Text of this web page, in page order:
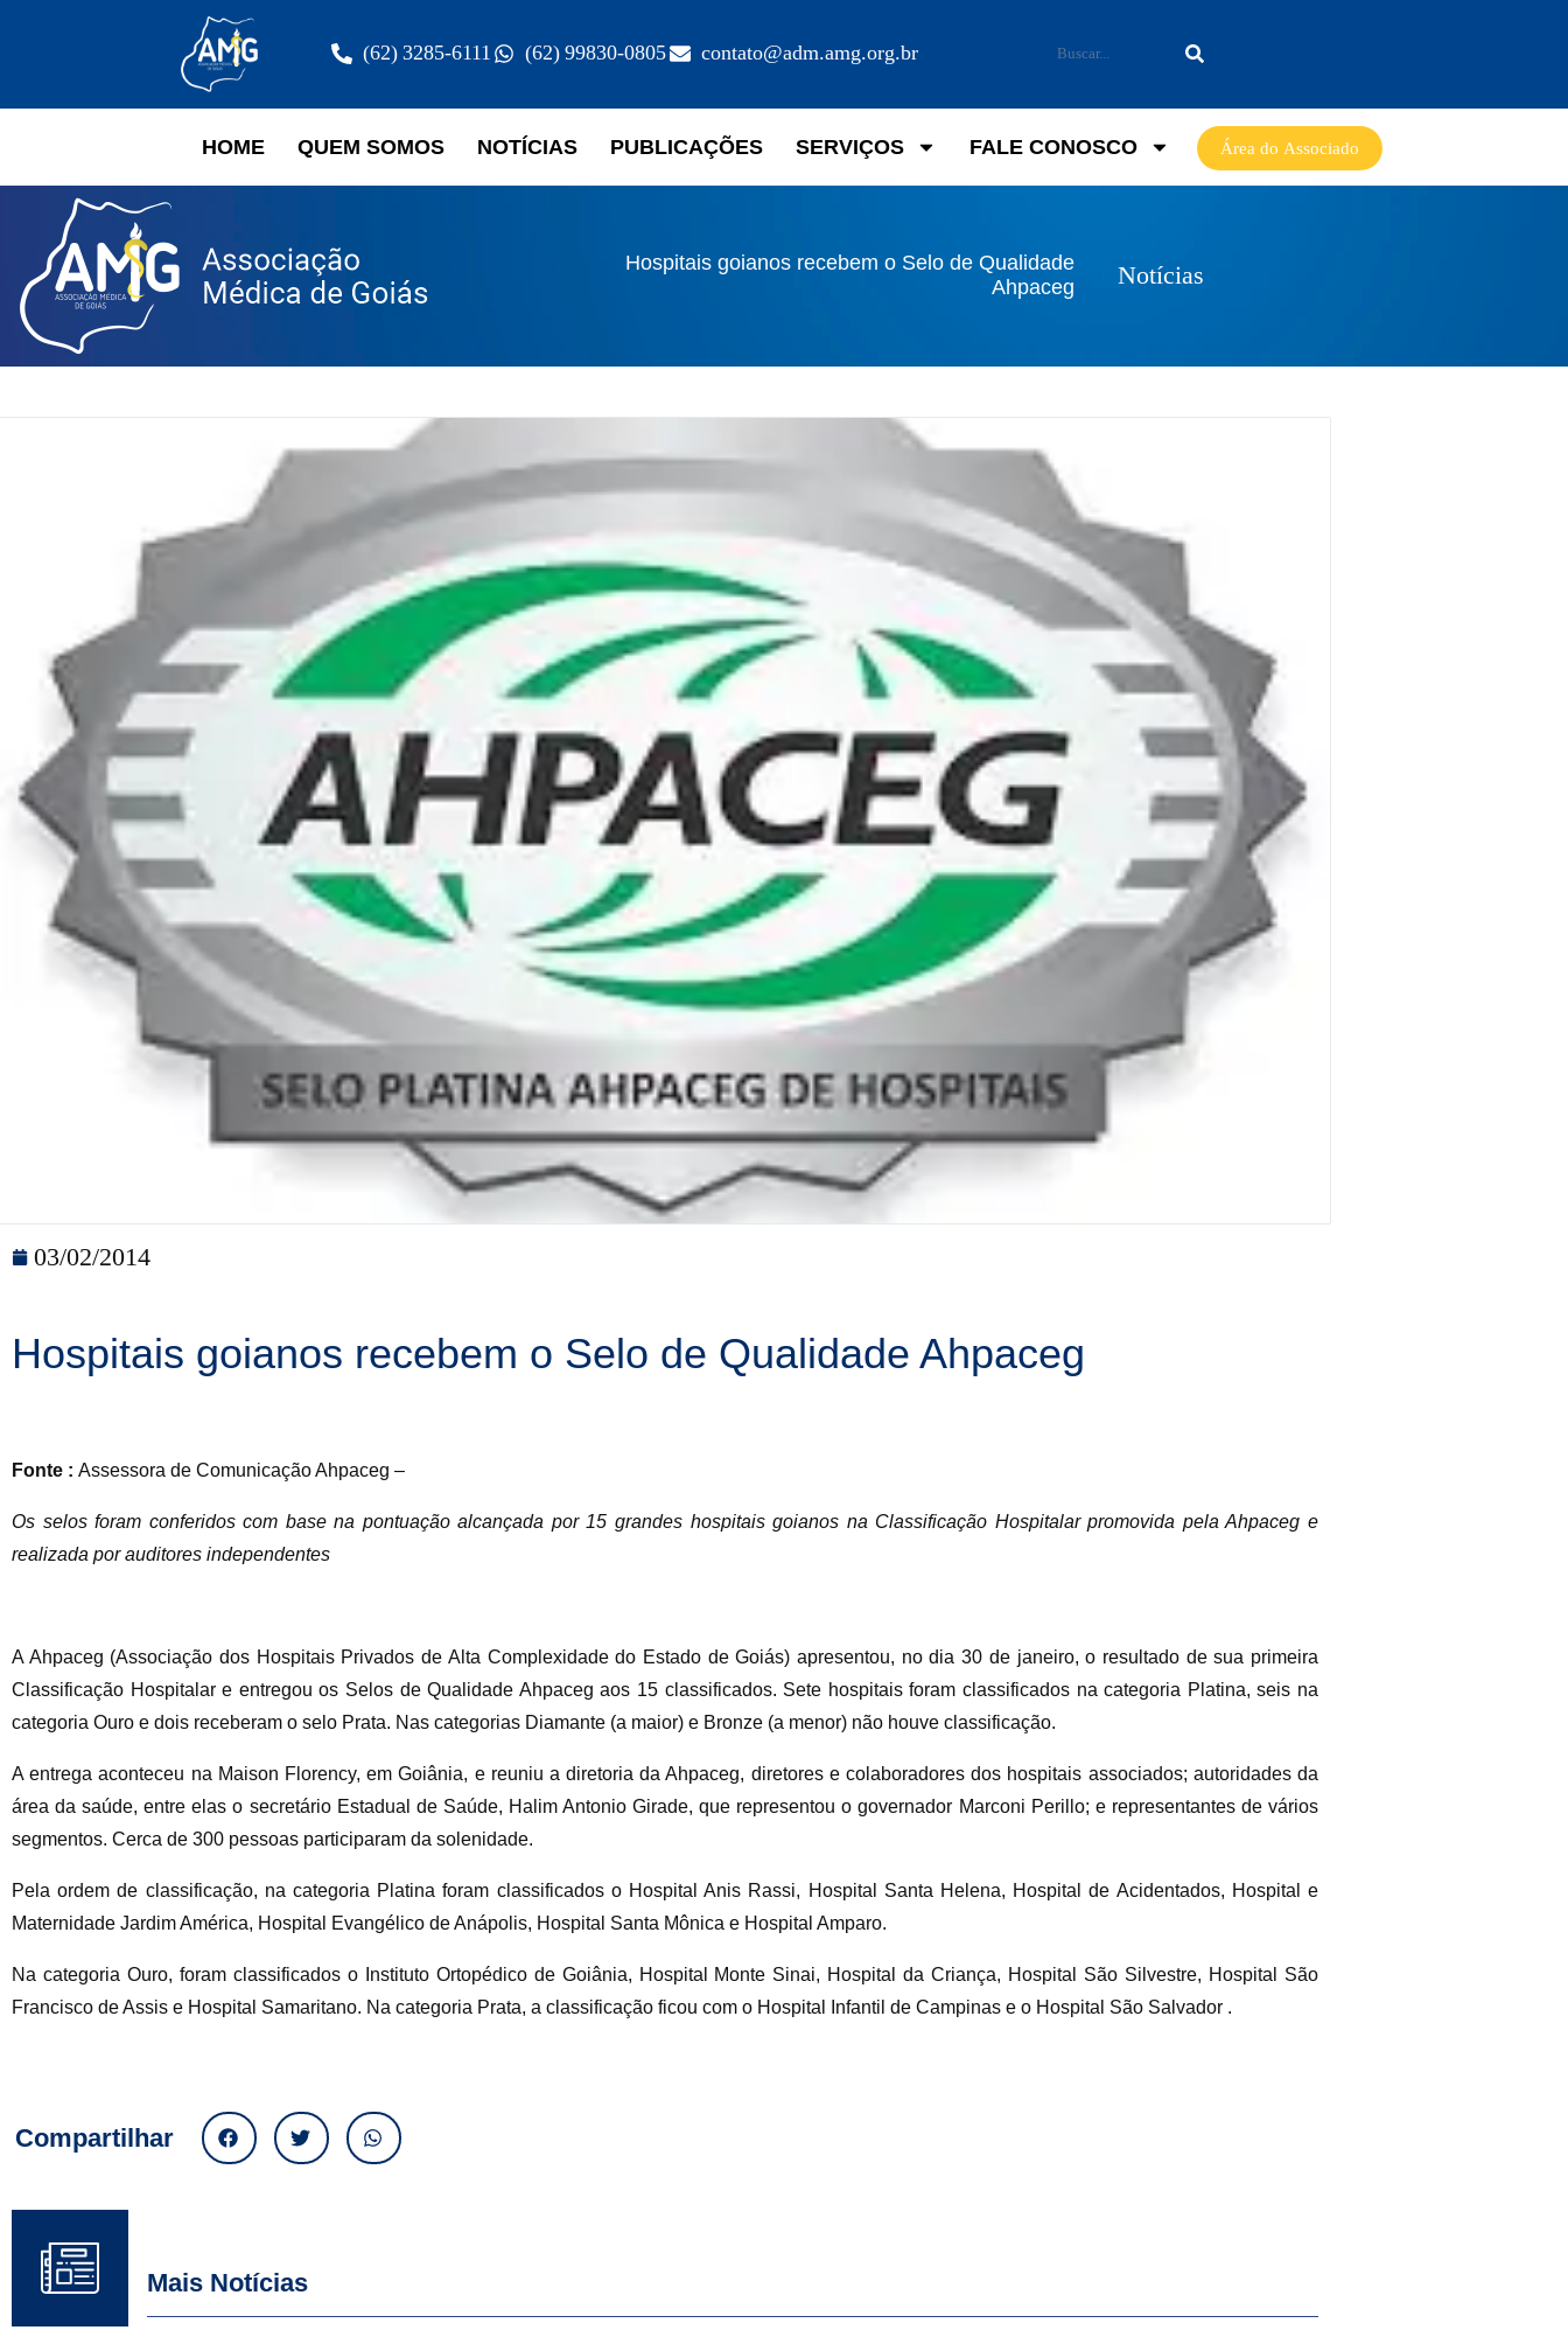
(62) 3285-6111 (62) 99830-0805 contato@adm.amg.org.br
HOME QUEM SOMOS NOTÍCIAS PUBLICAÇÕES SERVIÇOS FALE CONOSCO Área do Associado
Hospitais goianos recebem o Selo de Qualidade
Ahpaceg
Notícias
03/02/2014
Hospitais goianos recebem o Selo de Qualidade Ahpaceg
Fonte : Assessora de Comunicação Ahpaceg –
Os selos foram conferidos com base na pontuação alcançada por 15 grandes hospitais goianos na Classificação Hospitalar promovida pela Ahpaceg e
realizada por auditores independentes
A Ahpaceg (Associação dos Hospitais Privados de Alta Complexidade do Estado de Goiás) apresentou, no dia 30 de janeiro, o resultado de sua primeira
Classificação Hospitalar e entregou os Selos de Qualidade Ahpaceg aos 15 classificados. Sete hospitais foram classificados na categoria Platina, seis na
categoria Ouro e dois receberam o selo Prata. Nas categorias Diamante (a maior) e Bronze (a menor) não houve classificação.
A entrega aconteceu na Maison Florency, em Goiânia, e reuniu a diretoria da Ahpaceg, diretores e colaboradores dos hospitais associados; autoridades da
área da saúde, entre elas o secretário Estadual de Saúde, Halim Antonio Girade, que representou o governador Marconi Perillo; e representantes de vários
segmentos. Cerca de 300 pessoas participaram da solenidade.
Pela ordem de classificação, na categoria Platina foram classificados o Hospital Anis Rassi, Hospital Santa Helena, Hospital de Acidentados, Hospital e
Maternidade Jardim América, Hospital Evangélico de Anápolis, Hospital Santa Mônica e Hospital Amparo.
Na categoria Ouro, foram classificados o Instituto Ortopédico de Goiânia, Hospital Monte Sinai, Hospital da Criança, Hospital São Silvestre, Hospital São
Francisco de Assis e Hospital Samaritano. Na categoria Prata, a classificação ficou com o Hospital Infantil de Campinas e o Hospital São Salvador .
Compartilhar
Mais Notícias